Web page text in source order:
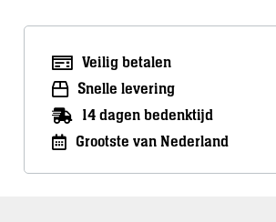
Veilig betalen
Snelle levering
14 dagen bedenktijd
Grootste van Nederland